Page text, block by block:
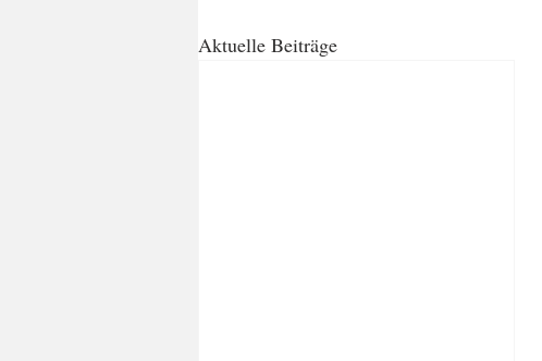
Aktuelle Beiträge